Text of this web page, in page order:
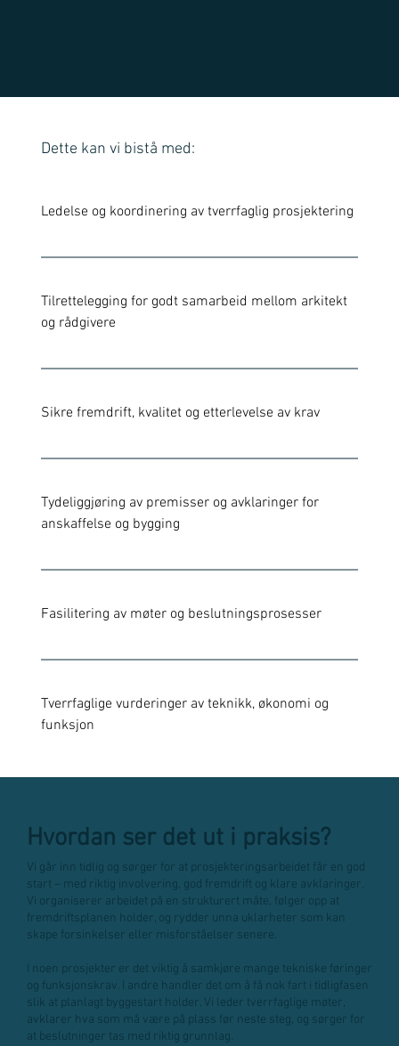
Dette kan vi bistå med:
Ledelse og koordinering av tverrfaglig prosjektering
Tilrettelegging for godt samarbeid mellom arkitekt
og rådgivere
Sikre fremdrift, kvalitet og etterlevelse av krav
Tydeliggjøring av premisser og avklaringer for
anskaffelse og bygging
Fasilitering av møter og beslutningsprosesser
Tverrfaglige vurderinger av teknikk, økonomi og
funksjon
Hvordan ser det ut i praksis?
Vi går inn tidlig og sørger for at prosjekteringsarbeidet får en god
start – med riktig involvering, god fremdrift og klare avklaringer.
Vi organiserer arbeidet på en strukturert måte, følger opp at
fremdriftsplanen holder, og rydder unna uklarheter som kan
skape forsinkelser eller misforståelser senere.
I noen prosjekter er det viktig å samkjøre mange tekniske føringer
og funksjonskrav. I andre handler det om å få nok fart i tidligfasen
slik at planlagt byggestart holder. Vi leder tverrfaglige møter,
avklarer hva som må være på plass før neste steg, og sørger for
at beslutninger tas med riktig grunnlag.